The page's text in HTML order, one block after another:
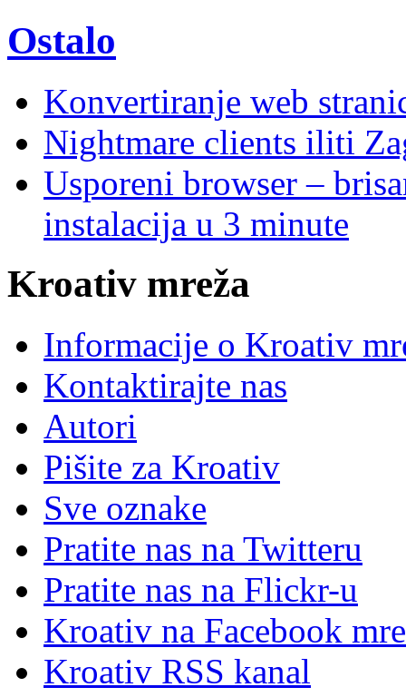
Ostalo
Konvertiranje web
Nightmare clients iliti
Usporeni browser –
instalacija u 3 minute
Kroativ mreža
Informacije o Kroativ
Kontaktirajte nas
Autori
Pišite za Kroativ
Sve oznake
Pratite nas na Twitteru
Pratite nas na Flickr-u
Kroativ na Facebook
Kroativ RSS kanal